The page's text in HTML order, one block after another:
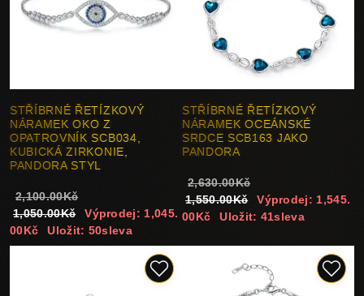
STŘÍBRNÉ ŘETÍZKOVÝ
NÁRAMEK OKO Z
OPATROVNÍK SCB034,
KUBICKÁ ZIRKONIE,
PANDORA STYL
2,100.00Kč
1,050.00Kč
Výprodej: 1,045.
00Kč
Uložit: 50sleva
STŘÍBRNÉ ŘETÍZKOVÝ
NÁRAMEK OCEÁNSKÉ
SRDCE SCB163 JAKO
PANDORA
2,630.00Kč
1,550.00Kč
Výprodej: 1,545.
00Kč
Uložit: 41sleva